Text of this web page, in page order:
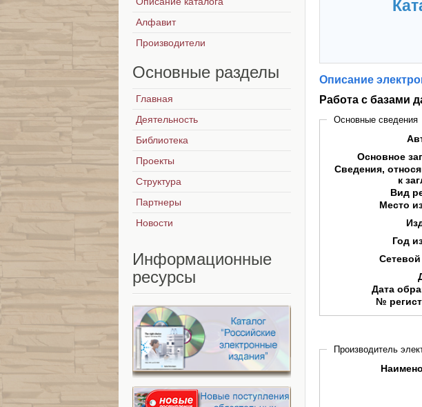
Описание
Работа с базами
Основные сведения
Основное
Сведения,
к
Вид
Место
Год
Дата
№
Производитель
Алфавит
Производители
Основные разделы
Главная
Деятельность
Библиотека
Проекты
Структура
Партнеры
Новости
Информационные
ресурсы